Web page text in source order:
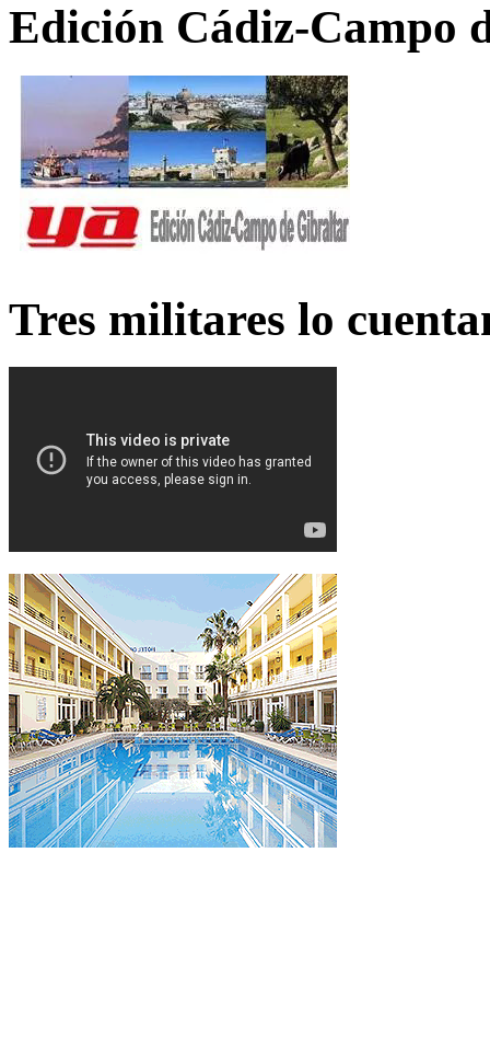
Edición Cádiz-Campo
Tres militares lo